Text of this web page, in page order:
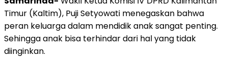
Timur (Kaltim), Puji Setyowati menegaskan bahwa
peran keluarga dalam mendidik anak sangat penting.
Sehingga anak bisa terhindar dari hal yang tidak
diinginkan.